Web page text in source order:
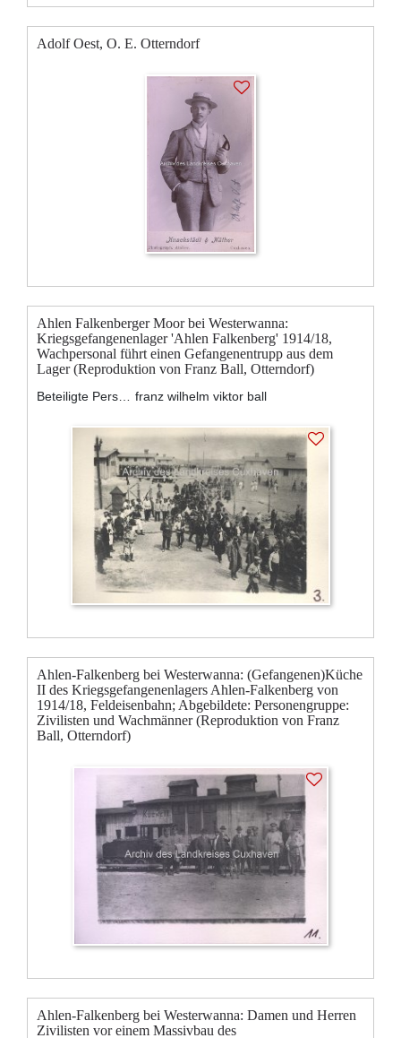
Adolf Oest, O. E. Otterndorf
Ahlen Falkenberger Moor bei Westerwanna:
Kriegsgefangenenlager 'Ahlen Falkenberg' 1914/18,
Wachpersonal führt einen Gefangenentrupp aus dem
Lager (Reproduktion von Franz Ball, Otterndorf)
franz wilhelm viktor ball
Ahlen-Falkenberg bei Westerwanna: (Gefangenen)Küche
II des Kriegsgefangenenlagers Ahlen-Falkenberg von
1914/18, Feldeisenbahn; Abgebildete: Personengruppe:
Zivilisten und Wachmänner (Reproduktion von Franz
Ball, Otterndorf)
Ahlen-Falkenberg bei Westerwanna: Damen und Herren
Zivilisten vor einem Massivbau des